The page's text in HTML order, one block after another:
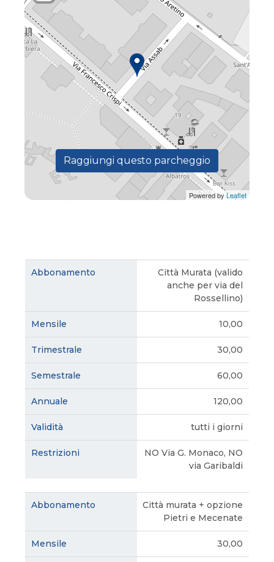
Powered by Leaflet
Raggiungi questo parcheggio
Città Murata (valido
anche per via del
Rossellino)
10,00
30,00
60,00
120,00
tutti i giorni
NO Via G. Monaco, NO
via Garibaldi
Città murata + opzione
Pietri e Mecenate
30,00